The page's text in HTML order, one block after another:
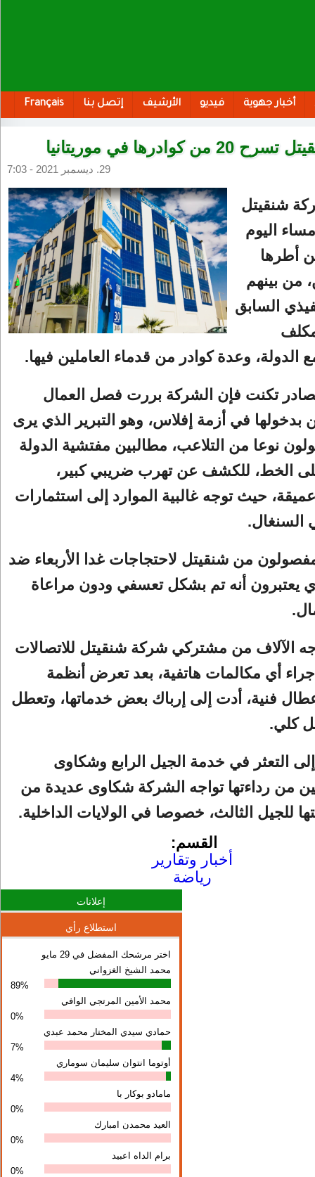
أخبار جهوية فيديو الأرشيف إتصل بنا Français
كوادرها في موريتانيا
29. ديسمبر 2021 - 7:03
شنقيتل
اليوم
من أطرها
من بينهم
السابق
الدولة، وعدة كوادر من قدماء العاملين فيها.
تكنت فإن الشركة بررت فصل العمال
بدخولها في أزمة إفلاس، وهو التبرير الذي يرى
نوعا من التلاعب، مطالبين مفتشية الدولة
الخط، للكشف عن تهرب ضريبي كبير،
حيث توجه غالبية الموارد إلى استثمارات
السنغال.
من شنقيتل لاحتجاجات غدا الأربعاء ضد
يعتبرون أنه تم بشكل تعسفي ودون مراعاة
الآلاف من مشتركي شركة شنقيتل للاتصالات
أي مكالمات هاتفية، بعد تعرض أنظمة
فنية، أدت إلى إرباك بعض خدماتها، وتعطل
كلي.
إلى التعثر في خدمة الجيل الرابع وشكاوى
من رداءتها تواجه الشركة شكاوى عديدة من
للجيل الثالث، خصوصا في الولايات الداخلية.
القسم:
أخبار وتقارير
رياضة
إعلانات
استطلاع رأي
اختر مرشحك المفضل في 29 مايو
محمد الشيخ الغزواني
89%
محمد الأمين المرتجي الوافي
0%
حمادي سيدي المختار محمد عبدي
7%
أوتوما انتوان سلیمان سوماري
4%
مامادو بوكار با
0%
العيد محمدن امبارك
0%
برام الداه اعبيد
0%